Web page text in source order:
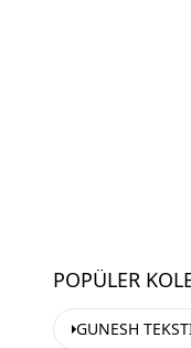
POPÜLER
GUNESH